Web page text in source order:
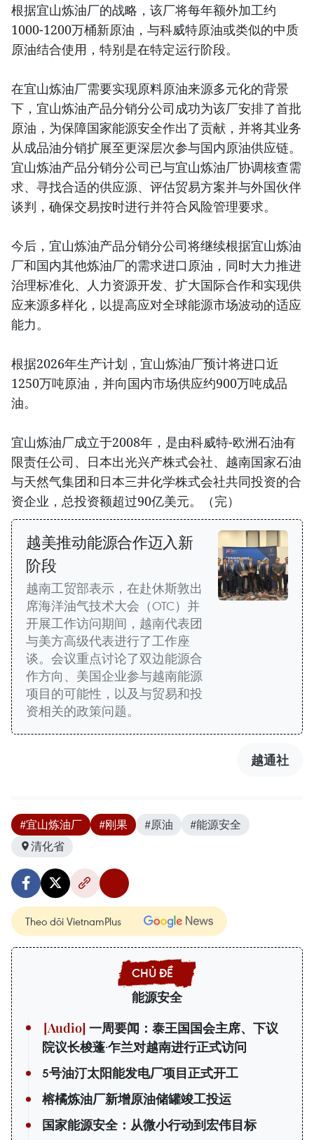
根据宜山炼油厂的战略，该厂将每年额外加工约
1000-1200万桶新原油，与科威特原油或类似的中质
原油结合使用，特别是在特定运行阶段。
在宜山炼油厂需要实现原料原油来源多元化的背景
下，宜山炼油产品分销分公司成功为该厂安排了首批
原油，为保障国家能源安全作出了贡献，并将其业务
从成品油分销扩展至更深层次参与国内原油供应链。
宜山炼油产品分销分公司已与宜山炼油厂协调核查需
求、寻找合适的供应源、评估贸易方案并与外国伙伴
谈判，确保交易按时进行并符合风险管理要求。
今后，宜山炼油产品分销分公司将继续根据宜山炼油
厂和国内其他炼油厂的需求进口原油，同时大力推进
治理标准化、人力资源开发、扩大国际合作和实现供
应来源多样化，以提高应对全球能源市场波动的适应
能力。
根据2026年生产计划，宜山炼油厂预计将进口近
1250万吨原油，并向国内市场供应约900万吨成品
油。
宜山炼油厂成立于2008年，是由科威特-欧洲石油有
限责任公司、日本出光兴产株式会社、越南国家石油
与天然气集团和日本三井化学株式会社共同投资的合
资企业，总投资额超过90亿美元。（完）
越美推动能源合作迈入新
阶段
越南工贸部表示，在赴休斯敦出
席海洋油气技术大会（OTC）并
开展工作访问期间，越南代表团
与美方高级代表进行了工作座
谈。会议重点讨论了双边能源合
作方向、美国企业参与越南能源
项目的可能性，以及与贸易和投
资相关的政策问题。
越通社
#宜山炼油厂 #刚果 #原油
#能源安全
清化省
Theo dõi VietnamPlus
能源安全
一周要闻：泰王国国会主席、下议
院议长梭蓬·乍兰对越南进行正式访问
5号油汀太阳能发电厂项目正式开工
榕橘炼油厂新增原油储罐竣工投运
国家能源安全：从微小行动到宏伟目标